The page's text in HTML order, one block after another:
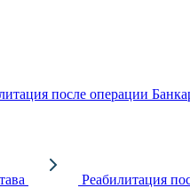
после операции
Реабилитация